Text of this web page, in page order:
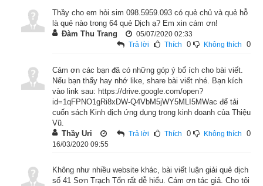
dục. Dục tình dẹp đi, tâm sẽ thanh; phẫn nộ diệt đi, trí sẽ tĩnh.
Tâm thanh, trí tĩnh, thì thần sẽ phát lộ, và thiên lương sẽ phát
triển. Để xem chi tiết luận giải Tượng quẻ, thoán từ, thoán
nghĩa lời hào và lời quẻ Sơn Trạch Tổn chính xác nhất”
Thầy cho em hỏi sim 098.5959.093 có quẻ chủ và quẻ hỗ
là quẻ nào trong 64 quẻ Dịch ạ? Em xin cám ơn!
Đàm Thu Trang
Trả lời Thích 0 Không thích 0
05/07/2020 02:33
Cám ơn các bạn đã có những góp ý bổ ích cho bài viết.
Nếu bạn thấy hay nhớ like, share bài viết nhé. Bạn kích
vào link sau: https://drive.google.com/open?
id=1qFPNO1gRi8xDW-Q4VbM5jWY5MLI5MWac để tải
cuốn sách Kinh dịch ứng dụng trong kinh doanh của Thiệu
Vũ.
Thầy Uri
Trả lời Thích 0 Không thích 0
16/03/2020 09:55
Không như nhiều website khác, bài viết luận giải quẻ dịch
số 41 Sơn Trạch Tổn rất dễ hiểu. Cám ơn tác giả. Cho tôi